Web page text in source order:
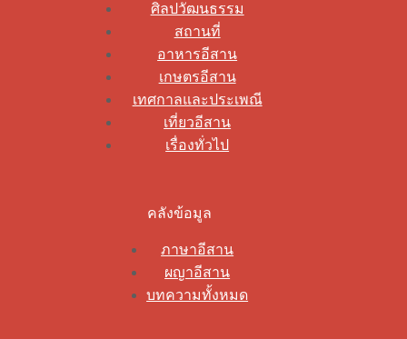
ศิลปวัฒนธรรม
สถานที่
อาหารอีสาน
เกษตรอีสาน
เทศกาลและประเพณี
เที่ยวอีสาน
เรื่องทั่วไป
คลังข้อมูล
ภาษาอีสาน
ผญาอีสาน
บทความทั้งหมด